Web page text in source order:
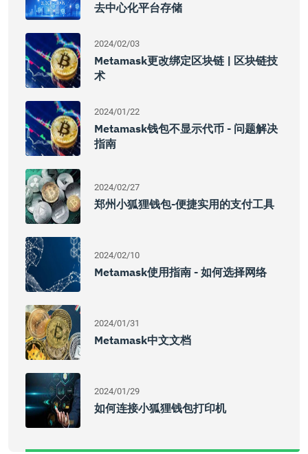
去中心化平台存储
2024/02/03
Metamask更改绑定区块链 | 区块链技
术
2024/01/22
Metamask钱包不显示代币 - 问题解决
指南
2024/02/27
郑州小狐狸钱包-便捷实用的支付工具
2024/02/10
Metamask使用指南 - 如何选择网络
2024/01/31
Metamask中文文档
2024/01/29
如何连接小狐狸钱包打印机